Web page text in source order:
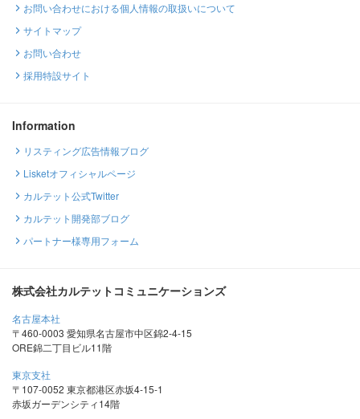
お問い合わせにおける個人情報の取扱いについて
サイトマップ
お問い合わせ
採用特設サイト
Information
リスティング広告情報ブログ
Lisketオフィシャルページ
カルテット公式Twitter
カルテット開発部ブログ
パートナー様専用フォーム
株式会社カルテットコミュニケーションズ
名古屋本社
〒460-0003 愛知県名古屋市中区錦2-4-15
ORE錦二丁目ビル11階
東京支社
〒107-0052 東京都港区赤坂4-15-1
赤坂ガーデンシティ14階